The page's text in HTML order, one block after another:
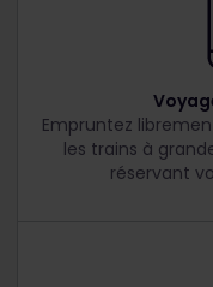
Empruntez
les trains à
réservant